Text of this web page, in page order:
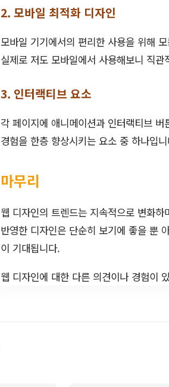
2. 모바일 최적화 디자인
모바일 기기에서의 편리한 사용을 위해
실제로 저도 모바일에서 사용해보니 직
3. 인터랙티브 요소
각 페이지에 애니메이션과 인터랙티브
경험을 한층 향상시키는 요소 중 하나입
마무리
웹 디자인의 트렌드는 지속적으로 변화하
반영한 디자인은 단순히 보기에 좋을 뿐
이 기대됩니다.
웹 디자인에 대한 다른 의견이나 경험이